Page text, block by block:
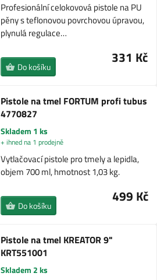
Profesionální celokovová pistole na PU
pěny s teflonovou povrchovou úpravou,
plynulá regulace…
331 Kč
Do košíku
Pistole na tmel FORTUM profi tubus
4770827
Skladem 1 ks
+ ihned na 1 prodejně
Vytlačovací pistole pro tmely a lepidla,
objem 700 ml, hmotnost 1,03 kg.
499 Kč
Do košíku
Pistole na tmel KREATOR 9"
KRT551001
Skladem 2 ks